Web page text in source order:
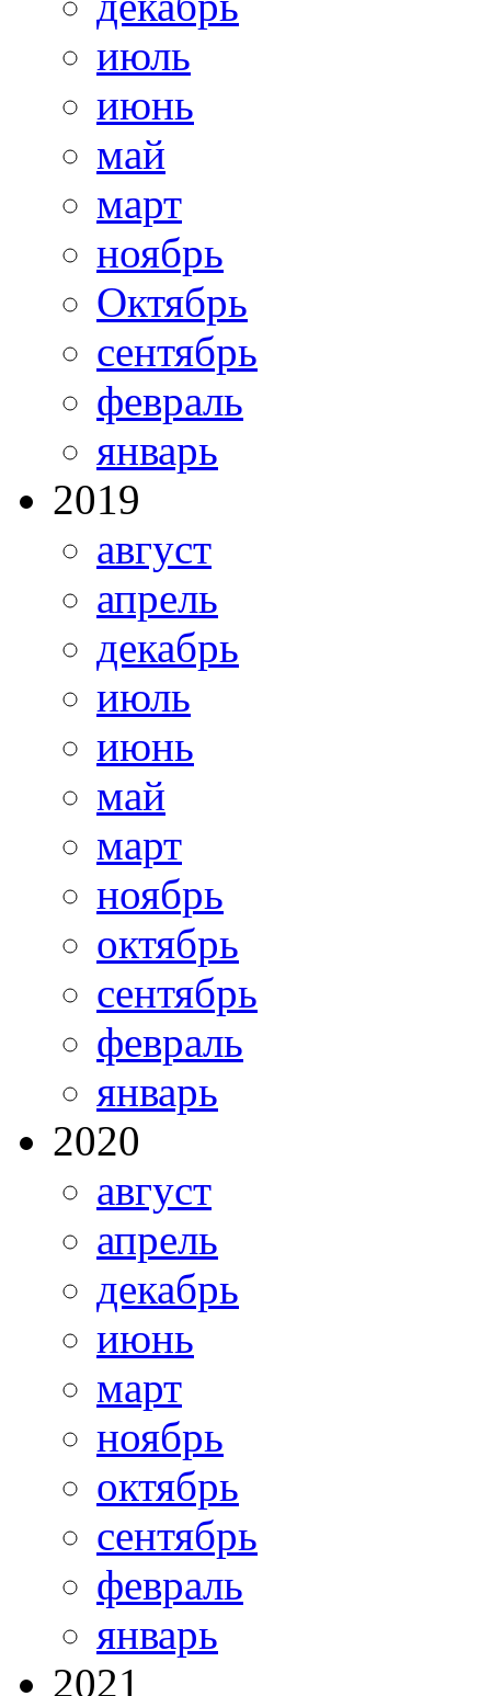
июль
июнь
май
март
ноябрь
Октябрь
сентябрь
февраль
январь
2019
август
апрель
декабрь
июль
июнь
май
март
ноябрь
октябрь
сентябрь
февраль
январь
2020
август
апрель
декабрь
июнь
март
ноябрь
октябрь
сентябрь
февраль
январь
2021